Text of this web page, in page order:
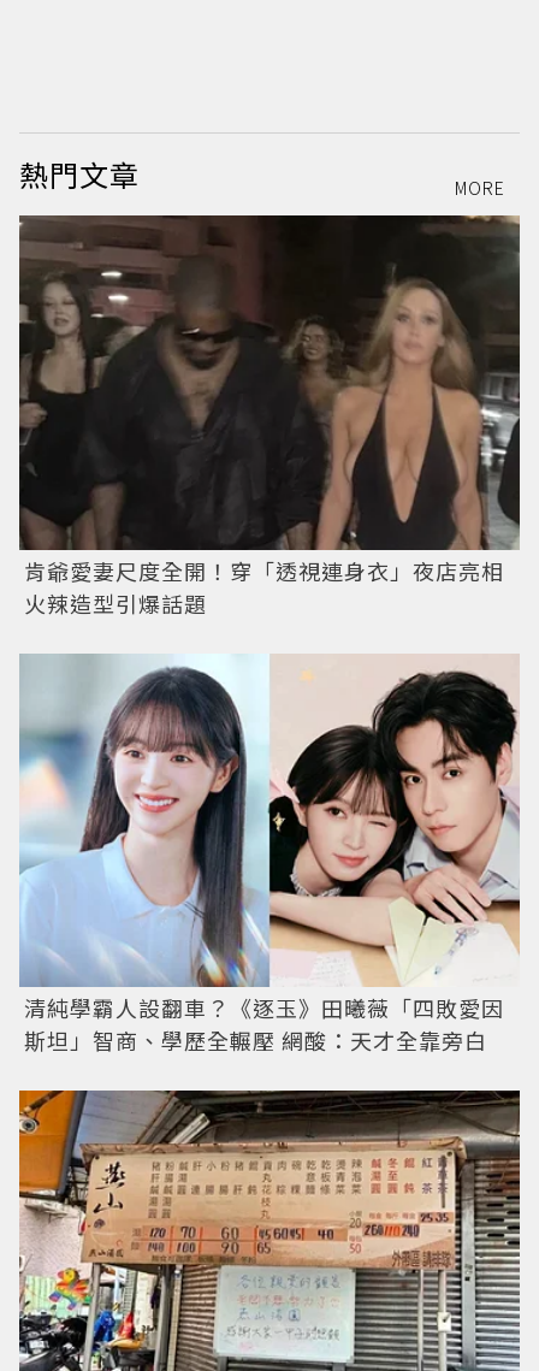
熱門文章 MORE
肯爺愛妻尺度全開！穿「透視連身衣」夜店亮相
火辣造型引爆話題
清純學霸人設翻車？《逐玉》田曦薇「四敗愛因
斯坦」智商、學歷全輾壓 網酸：天才全靠旁白